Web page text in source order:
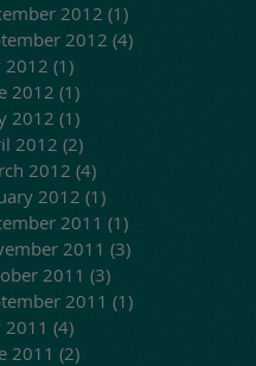
2012 (1)
2012 (4)
2012 (1)
2012 (1)
2012 (1)
2012 (2)
2012 (4)
2012 (1)
2011 (1)
2011 (3)
2011 (3)
2011 (1)
2011 (4)
2011 (2)